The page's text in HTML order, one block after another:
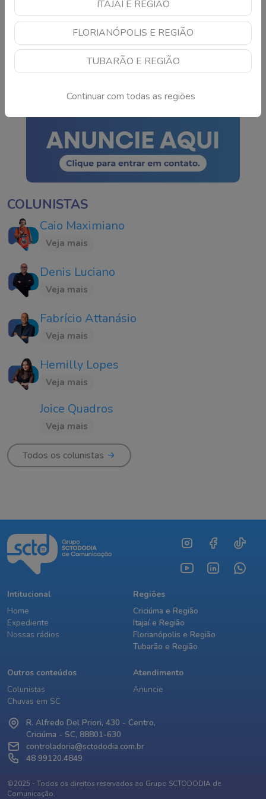
ITAJAÍ E REGIÃO
FLORIANÓPOLIS E REGIÃO
TUBARÃO E REGIÃO
Continuar com todas as regiões
TSE cria conselho para
monitorar IA e fake news
nas eleições de 2026
Continue lendo
COLUNISTAS
Caio Maximiano
Veja mais
Denis Luciano
Veja mais
Fabrício Attanásio
Veja mais
Hemilly Lopes
Veja mais
Joice Quadros
Veja mais
Todos os colunistas
Intitucional
Home
Expediente
Nossas rádios
Regiões
Criciúma e Região
Itajaí e Região
Florianópolis e Região
Tubarão e Região
Outros conteúdos
Colunistas
Chuvas em SC
Atendimento
Anuncie
R. Alfredo Del Priori, 430 - Centro,
Criciúma - SC, 88801-630
controladoria@sctododia.com.br
48 99120.4849
©2025 - Todos os direitos reservados ao Grupo SCTODODIA de
Comunicação.